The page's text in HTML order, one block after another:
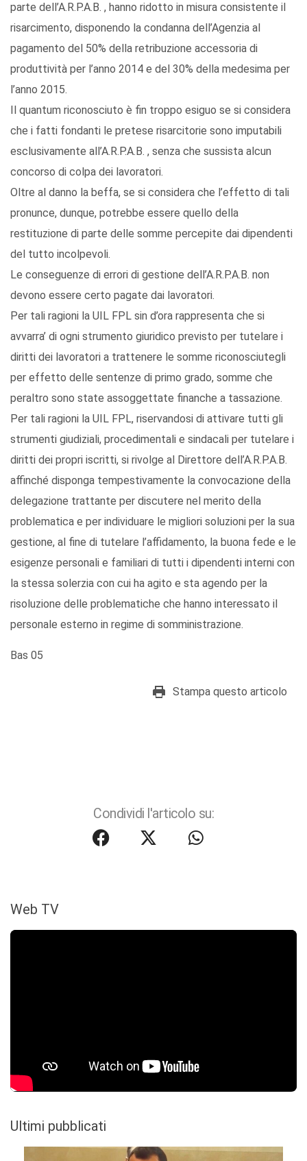
parte dell’A.R.P.A.B. , hanno ridotto in misura consistente il
risarcimento, disponendo la condanna dell’Agenzia al
pagamento del 50% della retribuzione accessoria di
produttività per l’anno 2014 e del 30% della medesima per
l’anno 2015.
Il quantum riconosciuto è fin troppo esiguo se si considera
che i fatti fondanti le pretese risarcitorie sono imputabili
esclusivamente all’A.R.P.A.B. , senza che sussista alcun
concorso di colpa dei lavoratori.
Oltre al danno la beffa, se si considera che l’effetto di tali
pronunce, dunque, potrebbe essere quello della
restituzione di parte delle somme percepite dai dipendenti
del tutto incolpevoli.
Le conseguenze di errori di gestione dell’A.R.P.A.B. non
devono essere certo pagate dai lavoratori.
Per tali ragioni la UIL FPL sin d’ora rappresenta che si
avvarra’ di ogni strumento giuridico previsto per tutelare i
diritti dei lavoratori a trattenere le somme riconosciutegli
per effetto delle sentenze di primo grado, somme che
peraltro sono state assoggettate finanche a tassazione.
Per tali ragioni la UIL FPL, riservandosi di attivare tutti gli
strumenti giudiziali, procedimentali e sindacali per tutelare i
diritti dei propri iscritti, si rivolge al Direttore dell’A.R.P.A.B.
affinché disponga tempestivamente la convocazione della
delegazione trattante per discutere nel merito della
problematica e per individuare le migliori soluzioni per la sua
gestione, al fine di tutelare l’affidamento, la buona fede e le
esigenze personali e familiari di tutti i dipendenti interni con
la stessa solerzia con cui ha agito e sta agendo per la
risoluzione delle problematiche che hanno interessato il
personale esterno in regime di somministrazione.
Bas 05
Stampa questo articolo
Condividi l'articolo su:
Web TV
Ultimi pubblicati